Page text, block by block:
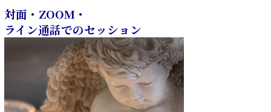
対面・ZOOM・
ライン通話でのセッション